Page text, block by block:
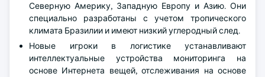
Северную Америку, Западную Европу и Азию. Они
специально разработаны с учетом тропического
климата Бразилии и имеют низкий углеродный след.
Новые игроки в логистике устанавливают
интеллектуальные устройства мониторинга на
основе Интернета вещей, отслеживания на основе